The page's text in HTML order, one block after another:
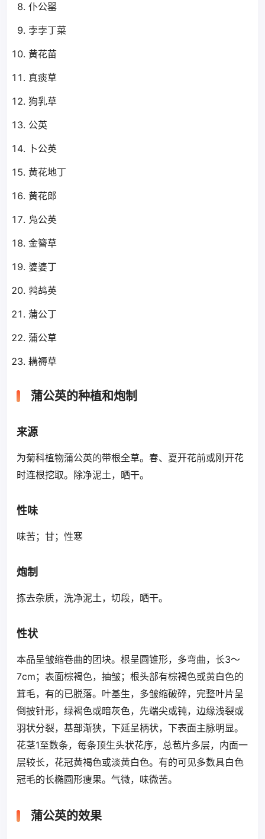
仆公罂
孛孛丁菜
黄花苗
真痰草
狗乳草
公英
卜公英
黄花地丁
黄花郎
凫公英
金簪草
婆婆丁
鹁鸪英
蒲公丁
蒲公草
耩褥草
蒲公英的种植和炮制
来源
为菊科植物蒲公英的带根全草。春、夏开花前或刚开花
时连根挖取。除净泥土，晒干。
性味
味苦；甘；性寒
炮制
拣去杂质，洗净泥土，切段，晒干。
性状
本品呈皱缩卷曲的团块。根呈圆锥形，多弯曲，长3～
7cm；表面棕褐色，抽皱；根头部有棕褐色或黄白色的
茸毛，有的已脱落。叶基生，多皱缩破碎，完整叶片呈
倒披针形，绿褐色或暗灰色，先端尖或钝，边缘浅裂或
羽状分裂，基部渐狭，下延呈柄状，下表面主脉明显。
花茎1至数条，每条顶生头状花序，总苞片多层，内面一
层较长，花冠黄褐色或淡黄白色。有的可见多数具白色
冠毛的长椭圆形瘦果。气微，味微苦。
蒲公英的效果